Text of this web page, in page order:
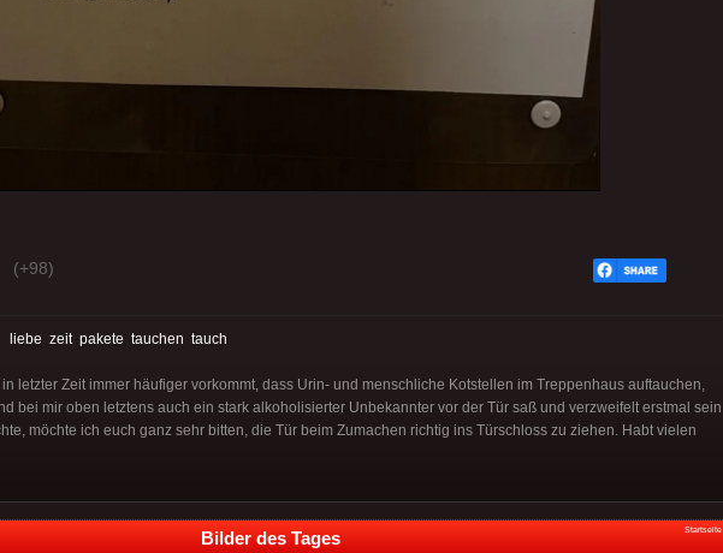
(+98)
liebe zeit pakete tauchen tauch
letzter Zeit immer häufiger vorkommt, dass Urin- und menschliche Kotstellen im Treppenhaus auftauchen,
bei mir oben letztens auch ein stark alkoholisierter Unbekannter vor der Tür saß und verzweifelt erstmal sein
möchte ich euch ganz sehr bitten, die Tür beim Zumachen richtig ins Türschloss zu ziehen. Habt vielen
Bilder des Tages Startseite